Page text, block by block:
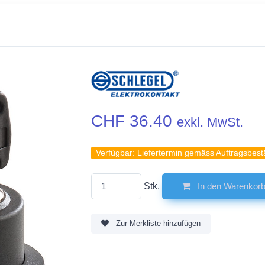
CHF 36.40 exkl. MwSt.
Verfügbar: Liefertermin gemäss
Stk. In den
Zur Merkliste hinzufügen